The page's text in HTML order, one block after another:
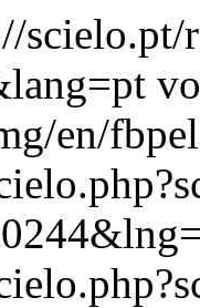
scielo.pt/
en/